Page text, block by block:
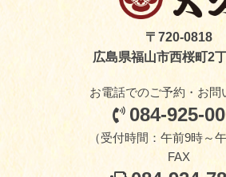
〒720-0818
広島県福山市西桜町2
お電話でのご予約・お問
084-925-
（受付時間：午前9時～午
FAX